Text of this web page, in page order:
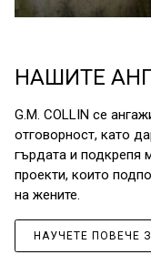
HАШИТЕ
G.M. COLLIN се
отговорност, като
гърдата и подкрепя
проекти, които
на жените.
НАУЧЕТЕ ПОВЕЧЕ